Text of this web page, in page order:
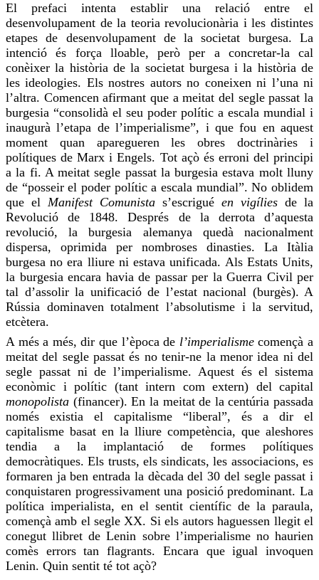
El prefaci intenta establir una relació entre el
desenvolupament de la teoria revolucionària i les distintes
etapes de desenvolupament de la societat burgesa. La
intenció és força lloable, però per a concretar-la cal
conèixer la història de la societat burgesa i la història de
les ideologies. Els nostres autors no coneixen ni l’una ni
l’altra. Comencenafirmant que a meitat del segle passat la
burgesia “consolidà el seu poder polític a escala mundial i
inaugurà l’etapa de l’imperialisme”, i quefou en aquest
moment quan aparegueren les obres doctrinàries i
polítiques de Marx i Engels. Tot açò és erroni del principi
a la fi. A meitat segle passat la burgesia estava molt lluny
de “posseir el poder polític a escala mundial”. No oblidem
que el Manifest Comunista s’escrigué en vigílies de la
Revolució de 1848. Després de la derrota d’aquesta
revolució, la burgesia alemanya quedà nacionalment
dispersa, oprimida per nombroses dinasties. La Itàlia
burgesa no era lliure ni estava unificada. Als Estats Units,
la burgesia encara havia de passar per la Guerra Civil per
tal d’assolir la unificació de l’estat nacional (burgès). A
Rússia dominaven totalment l’absolutisme i la servitud,
etcètera.
A més a més, dir que l’època de l’imperialismecomençà a
meitat del segle passat és no tenir-ne la menor idea ni del
segle passat ni de l’imperialisme. Aquest és el sistema
econòmic i polític (tant intern com extern) del capital
monopolista (financer). En la meitat de la centúria passada
només existia el capitalisme “liberal”, és a dir el
capitalisme basat en la lliure competència, que aleshores
tendia a la implantació de formes polítiques
democràtiques. Els trusts, els sindicats, les associacions, es
formaren ja ben entrada la dècada del 30 del segle passat i
conquistaren progressivament una posició predominant. La
política imperialista, en el sentit científic de la paraula,
començà amb el segle XX. Si els autors haguessen llegit el
conegut llibret de Lenin sobre l’imperialisme no haurien
comès errors tan flagrants. Encara que igual invoquen
Lenin. Quin sentit té tot açò?